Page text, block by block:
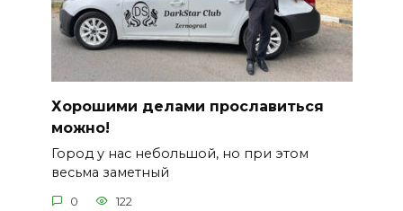
Хорошими делами прославиться
можно!
Город у нас небольшой, но при этом
весьма заметный
0 122